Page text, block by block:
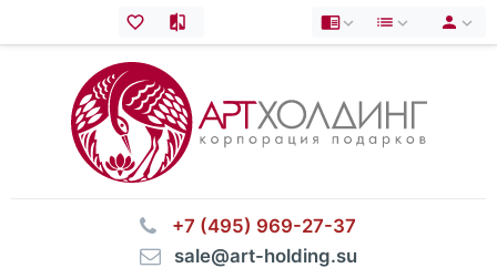
⠀+7 (495) 969-27-37
⠀sale@art-holding.su